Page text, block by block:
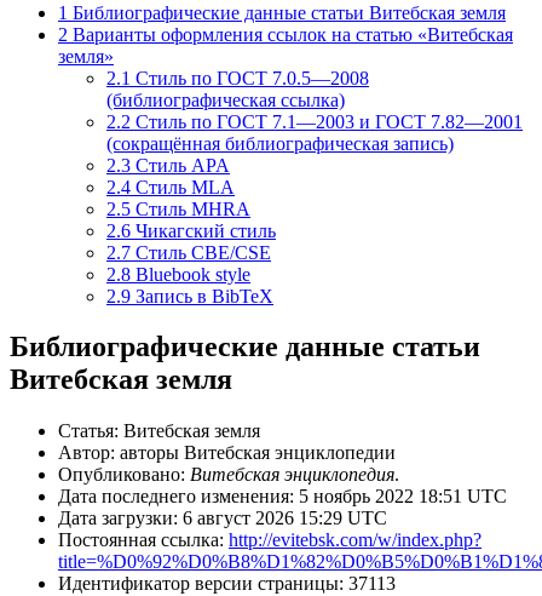
1 Библиографические данные статьи Витебская земля
2 Варианты оформления ссылок на статью «Витебская
земля»
2.1 Стиль по ГОСТ 7.0.5—2008
(библиографическая ссылка)
2.2 Стиль по ГОСТ 7.1—2003 и ГОСТ 7.82—2001
(сокращённая библиографическая запись)
2.3 Стиль APA
2.4 Стиль MLA
2.5 Стиль MHRA
2.6 Чикагский стиль
2.7 Стиль CBE/CSE
2.8 Bluebook style
2.9 Запись в BibTeX
Библиографические данные статьи
Витебская земля
Статья: Витебская земля
Автор: авторы Витебская энциклопедии
Опубликовано: Витебская энциклопедия.
Дата последнего изменения: 5 ноябрь 2022 18:51 UTC
Дата загрузки: 6 август 2026 15:29 UTC
Постоянная ссылка: http://evitebsk.com/w/index.php?
Идентификатор версии страницы: 37113